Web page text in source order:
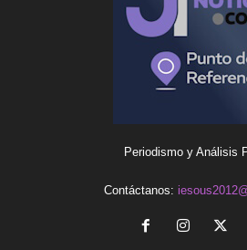
Periodismo y Análisis
Contáctanos: